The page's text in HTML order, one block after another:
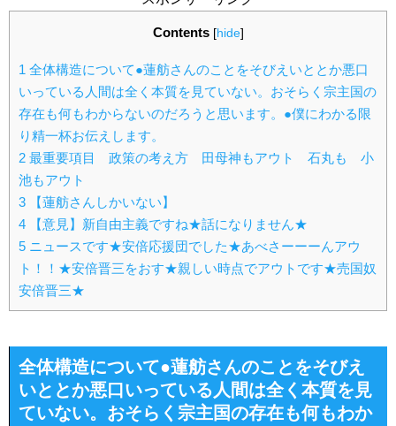
Contents [hide]
1 全体構造について●蓮舫さんのことをそびえいととか悪口
いっている人間は全く本質を見ていない。おそらく宗主国の
存在も何もわからないのだろうと思います。●僕にわかる限
り精一杯お伝えします。
2 最重要項目 政策の考え方 田母神もアウト 石丸も 小
池もアウト
3 【蓮舫さんしかいない】
4 【意見】新自由主義ですね★話になりません★
5 ニュースです★安倍応援団でした★あべさーーーんアウ
ト！！★安倍晋三をおす★親しい時点でアウトです★売国奴
安倍晋三★
全体構造について●蓮舫さんのことをそびえ
いととか悪口いっている人間は全く本質を見
ていない。おそらく宗主国の存在も何もわか